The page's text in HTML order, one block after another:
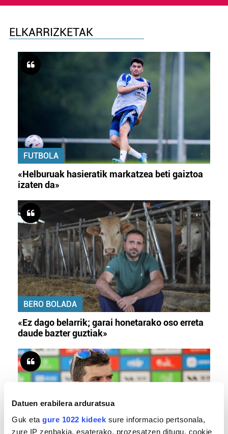
Datuen erabilera arduratsua
Guk eta gure 1022 kideek sure informacio pertsonala,
zure IP zenbakia, esaterako, prozesatzen ditugu, cookie
ELKARRIZKETAK
FUTBOLA
«Helburuak hasieratik markatzea beti gaiztoa
izaten da»
BERO BOLADA
«Ez dago belarrik; garai honetarako oso erreta
daude bazter guztiak»